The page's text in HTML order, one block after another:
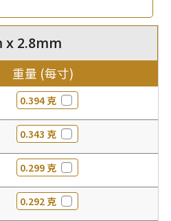
x 2.8mm
重量 (每寸)
0.394 克
0.343 克
0.299 克
0.292 克